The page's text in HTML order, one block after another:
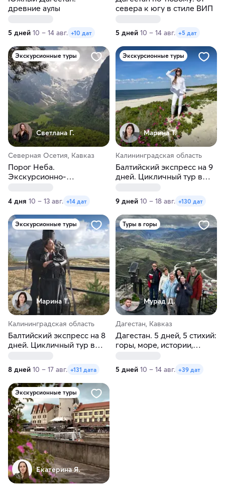
древние аулы
5 дней 10 – 14 авг. +10 дат
севера к югу в стиле ВИП
5 дней 10 – 14 авг. +5 дат
Экскурсионные туры
Светлана Г.
Северная Осетия, Кавказ
Порог Неба.
Экскурсионно-
4 дня 10 – 13 авг. +14 дат
Экскурсионные туры
Марина Т.
Калининградская область
Балтийский экспресс на 9
дней. Цикличный тур в
9 дней 10 – 18 авг. +130 дат
Экскурсионные туры
Марина Т.
Калининградская область
Балтийский экспресс на 8
дней. Цикличный тур в
8 дней 10 – 17 авг. +131 дата
Туры в горы
Мурад Д.
Дагестан, Кавказ
Дагестан. 5 дней, 5 стихий:
горы, море, истории,
5 дней 10 – 14 авг. +39 дат
Экскурсионные туры
Екатерина Я.